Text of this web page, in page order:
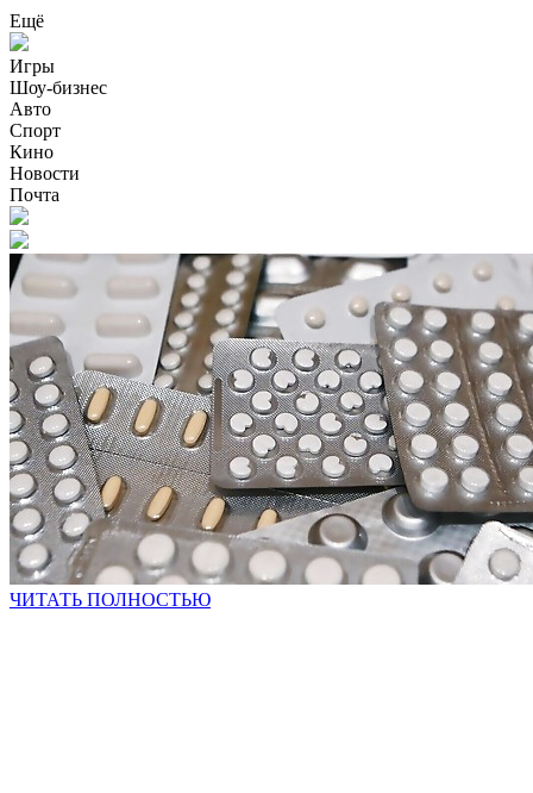
Ещё
Игры
Шоу-бизнес
Авто
Спорт
Кино
Новости
Почта
ЧИТАТЬ ПОЛНОСТЬЮ